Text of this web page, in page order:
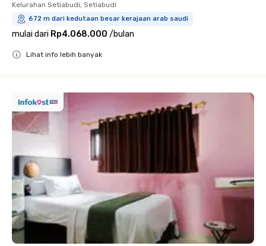
Kelurahan Setiabudi, Setiabudi
672 m dari kedutaan besar kerajaan arab saudi
mulai dari Rp4.068.000 /bulan
Lihat info lebih banyak